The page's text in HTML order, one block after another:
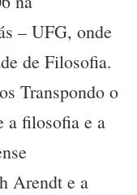
– UFG, onde
de Filosofia.
Transpondo o
a filosofia e a
Arendt e a